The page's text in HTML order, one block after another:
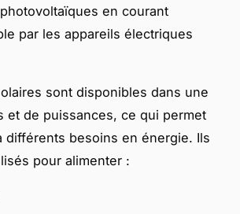
en courant
par les appareils électriques
sont disponibles dans une
et de puissances, ce qui permet
différents besoins en énergie. Ils
pour alimenter :